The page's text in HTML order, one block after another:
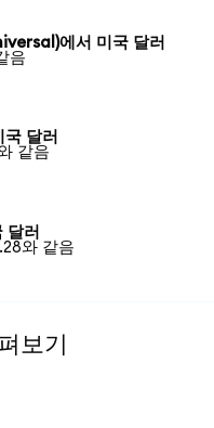
에서 미국 달러
음
국 달러
같음
달러
와 같음
보기